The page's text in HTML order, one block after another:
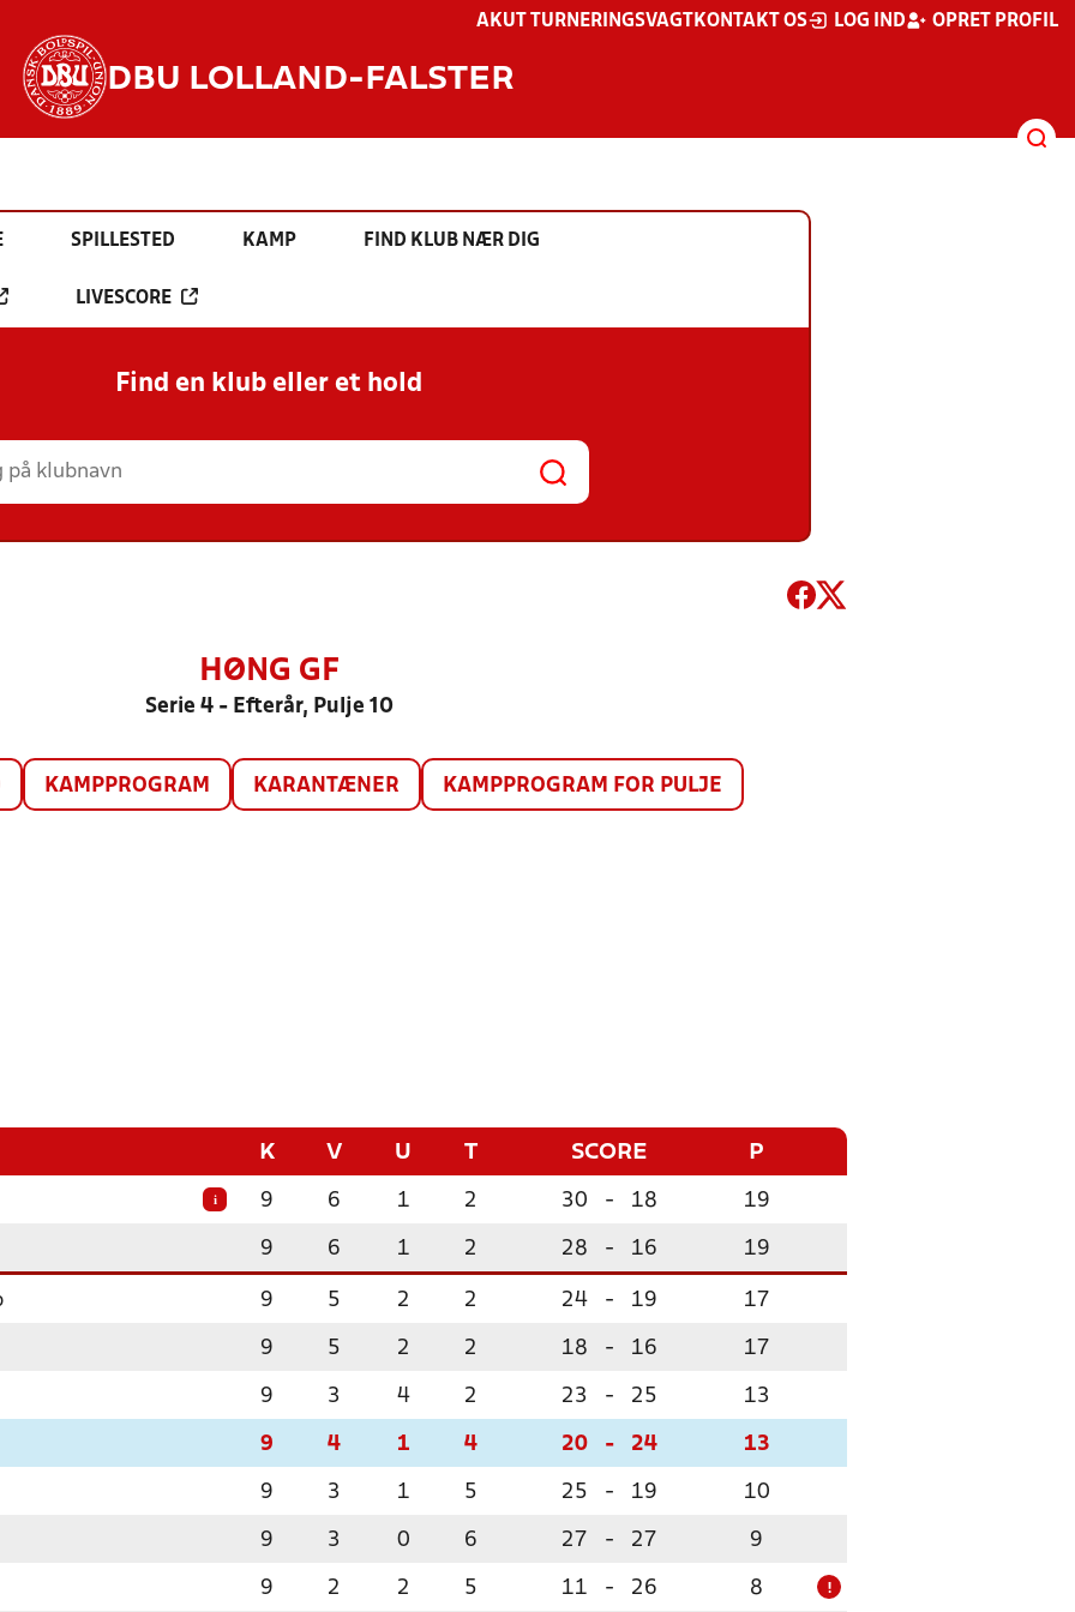
AKUT TURNERINGSVAGT KONTAKT OS LOG IND OPRET PROFIL
DBU LOLLAND-FALSTER
SPILLESTED KAMP FIND KLUB NÆR DIG
LIVESCORE
Find en klub eller et hold
HØNG GF
Serie 4 - Efterår, Pulje 10
KAMPPROGRAM KARANTÆNER KAMPPROGRAM FOR PULJE
K V U T SCORE P
i 9 6 1 2 30 - 18 19
9 6 1 2 28 - 16 19
9 5 2 2 24 - 19 17
9 5 2 2 18 - 16 17
9 3 4 2 23 - 25 13
9 4 1 4 20 - 24 13
9 3 1 5 25 - 19 10
9 3 0 6 27 - 27 9
9 2 2 5 11 - 26 8 !